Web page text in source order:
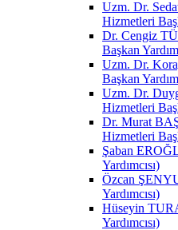
Uzm. Dr.
Hizmetleri
Dr. Cengiz
Başkan
Uzm. Dr.
Başkan
Uzm. Dr.
Hizmetleri
Dr. Murat
Hizmetleri
Şaban
Yardımcısı)
Özcan
Yardımcısı)
Hüseyin
Yardımcısı)